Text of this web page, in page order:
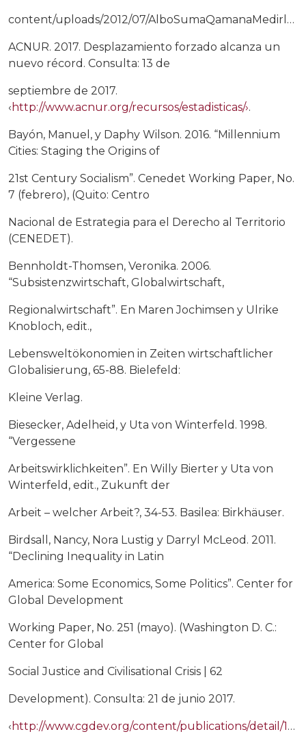
content/uploads/2012/07/AlboSumaQamanaMedirlo.pdf
ACNUR. 2017. Desplazamiento forzado alcanza un
nuevo récord. Consulta: 13 de
septiembre de 2017.
‹ http://www.acnur.org/recursos/estadisticas/›.
Bayón, Manuel, y Daphy Wilson. 2016. “Millennium
Cities: Staging the Origins of
21st Century Socialism”. Cenedet Working Paper, No.
7 (febrero), (Quito: Centro
Nacional de Estrategia para el Derecho al Territorio
(CENEDET).
Bennholdt-Thomsen, Veronika. 2006.
“Subsistenzwirtschaft, Globalwirtschaft,
Regionalwirtschaft”. En Maren Jochimsen y Ulrike
Knobloch, edit.,
Lebensweltökonomien in Zeiten wirtschaftlicher
Globalisierung, 65-88. Bielefeld:
Kleine Verlag.
Biesecker, Adelheid, y Uta von Winterfeld. 1998.
“Vergessene
Arbeitswirklichkeiten”. En Willy Bierter y Uta von
Winterfeld, edit., Zukunft der
Arbeit – welcher Arbeit?, 34-53. Basilea: Birkhäuser.
Birdsall, Nancy, Nora Lustig y Darryl McLeod. 2011.
“Declining Inequality in Latin
America: Some Economics, Some Politics”. Center for
Global Development
Working Paper, No. 251 (mayo). (Washington D. C.:
Center for Global
Social Justice and Civilisational Crisis | 62
Development). Consulta: 21 de junio 2017.
‹ http://www.cgdev.org/content/publications/detail/1425089›